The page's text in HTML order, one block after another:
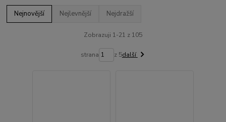
Nejnovější Nejlevnější Nejdražší
Zobrazuji 1-21 z 105
strana z 5další